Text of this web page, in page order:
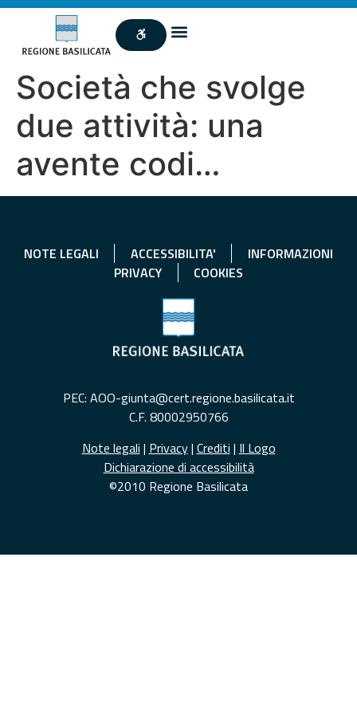
Società che svolge
due attività: una
avente codi…
NOTE LEGALI ACCESSIBILITA'
INFORMAZIONI
PRIVACY
COOKIES
PEC: AOO-giunta@cert.regione.basilicata.it
C.F. 80002950766
Note legali | Privacy| Crediti | Il Logo
Dichiarazione di accessibilità
©2010 Regione Basilicata